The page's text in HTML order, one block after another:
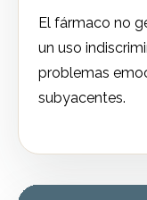
El fármaco no
un uso
problemas
subyacentes.